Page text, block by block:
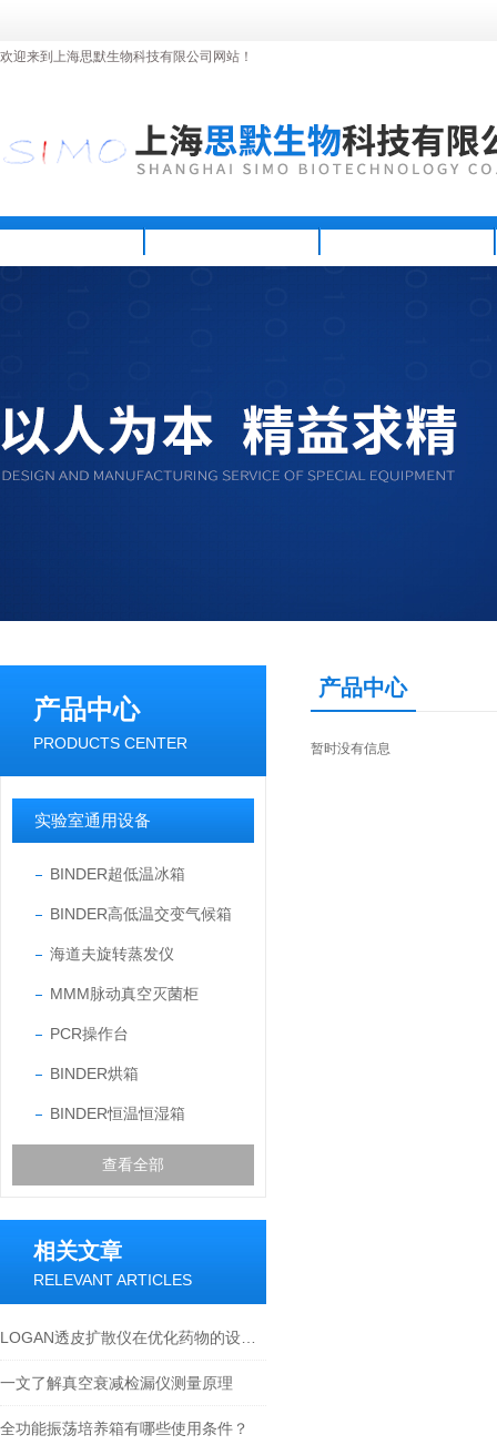
欢迎来到上海思默生物科技有限公司网站！
产品中心
PRODUCTS CENTER
实验室通用设备
BINDER超低温冰箱
BINDER高低温交变气候箱
海道夫旋转蒸发仪
MMM脉动真空灭菌柜
PCR操作台
BINDER烘箱
BINDER恒温恒湿箱
查看全部
相关文章
RELEVANT ARTICLES
一文了解真空衰减检漏仪测量原理
全功能振荡培养箱有哪些使用条件？
产品中心
暂时没有信息